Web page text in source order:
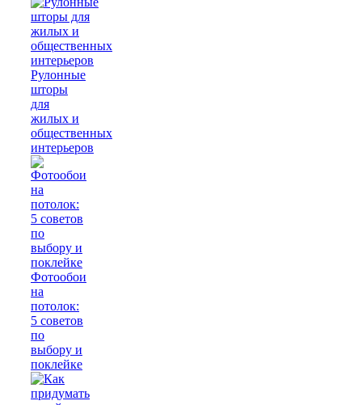
Рулонные
шторы
для
жилых и
общественных
интерьеров
Фотообои
на
потолок:
5 советов
по
выбору и
поклейке